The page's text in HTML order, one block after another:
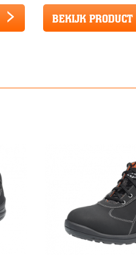
BEKIJK PRODUCT